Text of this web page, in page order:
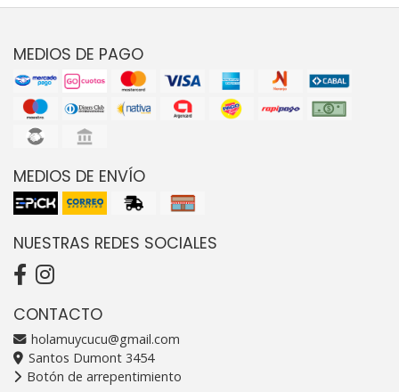
MEDIOS DE PAGO
MEDIOS DE ENVÍO
NUESTRAS REDES SOCIALES
CONTACTO
holamuycucu@gmail.com
Santos Dumont 3454
Botón de arrepentimiento